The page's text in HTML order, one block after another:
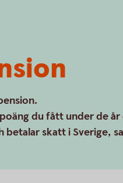
du fått under de
betalar skatt i Sverige,